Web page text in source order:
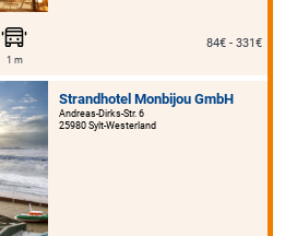
1 m
84€ - 331€
Strandhotel Monbijou GmbH
Andreas-Dirks-Str. 6
25980 Sylt-Westerland